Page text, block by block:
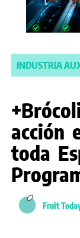
INDUSTRIA
acción
toda
Fruit